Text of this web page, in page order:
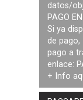
datos/
PAGO
Si ya
de
pago a
enlace:
+ Info